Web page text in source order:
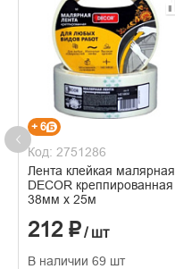
+ 6
Код: 2751286
Лента клейкая малярная
DECOR креппированная
38мм х 25м
212 ₽/ шт
В наличии 69 шт